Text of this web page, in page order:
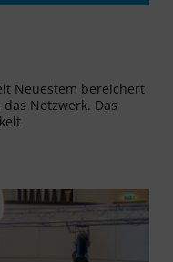
Neuestem bereichert
Netzwerk. Das